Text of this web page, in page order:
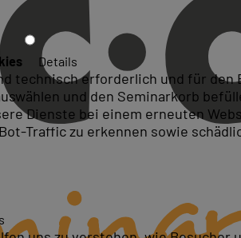
und Access
Details
technisch erforderlich und für
und den Seminarkorb
Dienste bei einem erneuten
Traffic zu erkennen sowie